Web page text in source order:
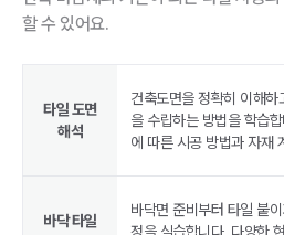
할 수 있어요.
타일 도면
해석
건축도면을 정확히 이해
을 수립하는 방법을 학습
에 따른 시공 방법과 자재
바닥 타일
바닥면 준비부터 타일 붙